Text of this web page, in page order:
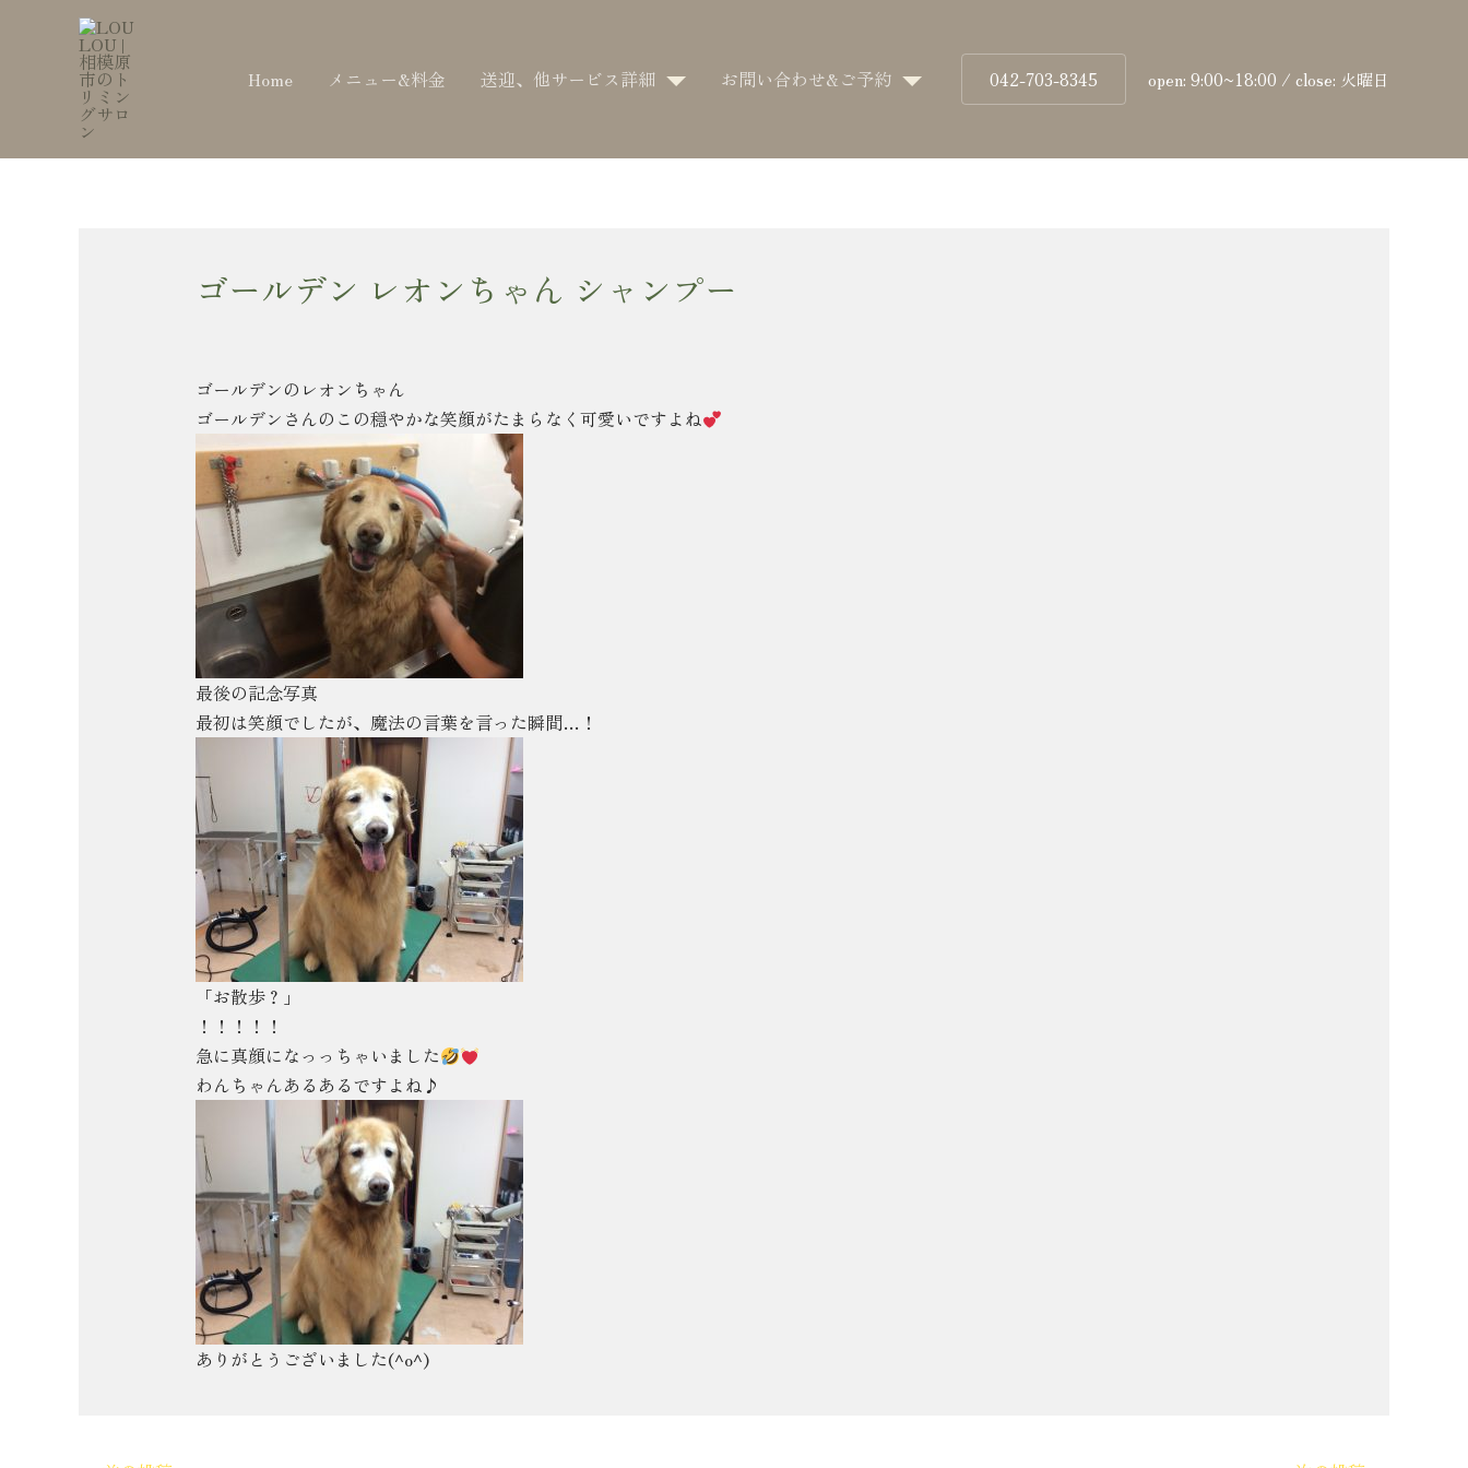
ッ
Home メニュー&料金 送迎、他サービス詳細 お問い合わせ&ご予約 042-703-8345 open: 9:00~18:00 / close: 火曜日
ゴールデン レオンちゃん シャンプー
ゴールデンのレオンちゃん
ゴールデンさんのこの穏やかな笑顔がたまらなく可愛いですよね
最後の記念写真
最初は笑顔でしたが、魔法の言葉を言った瞬間…！
「お散歩？」
！！！！！
急に真顔になっっちゃいました
わんちゃんあるあるですよね♪
ありがとうございました(^o^)
Post
navigation